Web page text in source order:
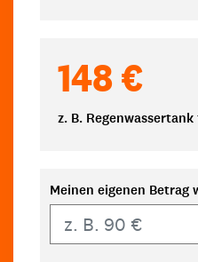
148 €
z. B.
Meinen eigenen Betrag